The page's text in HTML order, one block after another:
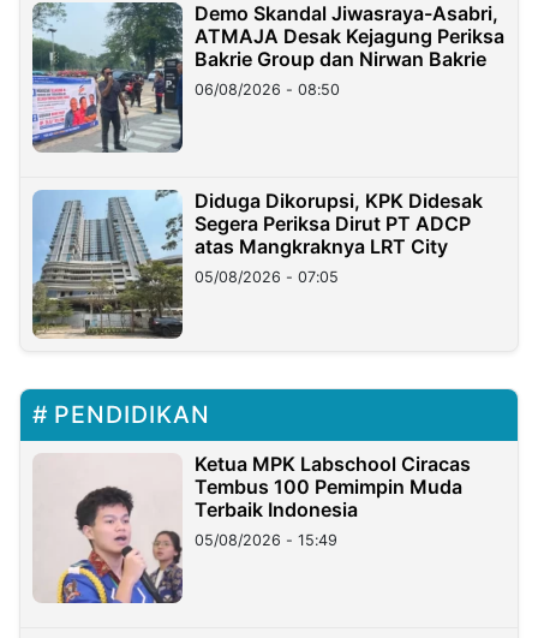
Demo Skandal Jiwasraya-Asabri,
ATMAJA Desak Kejagung Periksa
Bakrie Group dan Nirwan Bakrie
06/08/2026 - 08:50
Diduga Dikorupsi, KPK Didesak
Segera Periksa Dirut PT ADCP
atas Mangkraknya LRT City
05/08/2026 - 07:05
PENDIDIKAN
Ketua MPK Labschool Ciracas
Tembus 100 Pemimpin Muda
Terbaik Indonesia
05/08/2026 - 15:49